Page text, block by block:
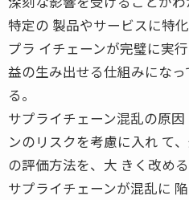
特定の 製品やサービスに特
プラ イチェーンが完璧に実
益の生み出せる仕組みにな
る。
サプライチェーン混乱の原
ンのリスクを考慮に入れ て
の評価方法を、大 きく改める
サプライチェーンが混乱に